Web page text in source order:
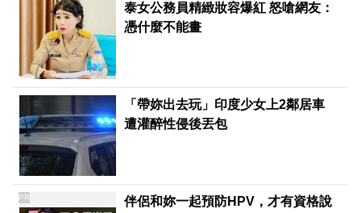
泰女公務員精緻妝容爆紅 怒嗆網友：
憑什麼不能畫
「帶妳出去玩」印度少女上2鄰居車
遭灌醉性侵後丟包
伴侶和妳一起預防HPV，才有資格說
PR